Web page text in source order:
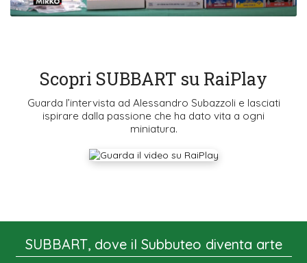
Scopri SUBBART su RaiPlay
Guarda l’intervista ad Alessandro Subazzoli e lasciati
ispirare dalla passione che ha dato vita a ogni
miniatura.
SUBBART, dove il Subbuteo diventa arte